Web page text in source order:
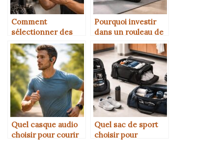
Comment
sélectionner des
gants de
musculation
confortables
Pourquoi investir
dans un rouleau de
massage peut
améliorer la
récupération
Quel casque audio
choisir pour courir
Quel sac de sport
choisir pour